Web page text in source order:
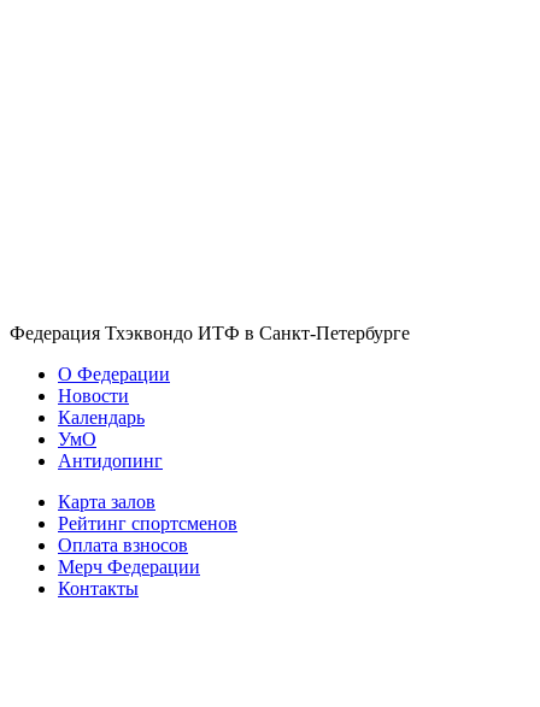
Федерация Тхэквондо ИТФ в Санкт-Петербурге
О Федерации
Новости
Календарь
УмО
Антидопинг
Карта залов
Рейтинг спортсменов
Оплата взносов
Мерч Федерации
Контакты